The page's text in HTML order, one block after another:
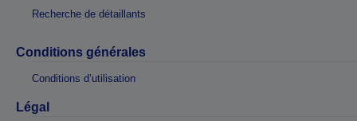
Recherche de détaillants
Conditions générales
Conditions d’utilisation
Légal